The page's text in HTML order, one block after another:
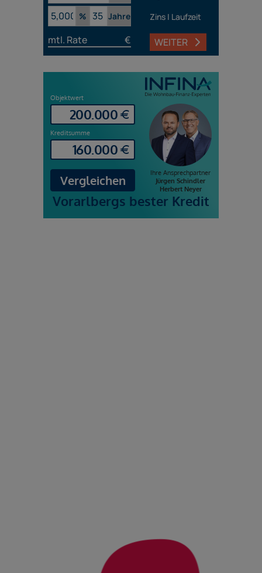
%
Jahre Zins | Laufzeit
mtl. Rate € WEITER